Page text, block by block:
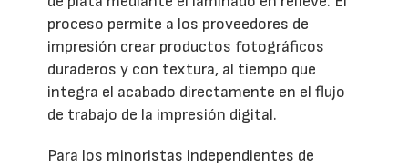
proceso permite a los proveedores de
impresión crear productos fotográficos
duraderos y con textura, al tiempo que
integra el acabado directamente en el flujo
de trabajo de la impresión digital.
Para los minoristas independientes de